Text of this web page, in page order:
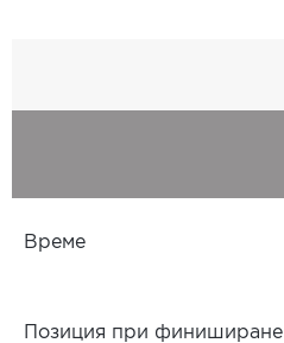
Време
Позиция при финиширане